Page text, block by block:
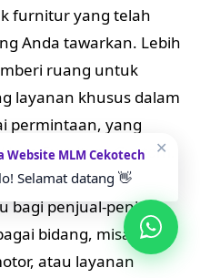
furnitur yang telah
Anda tawarkan. Lebih
ruang untuk
layanan khusus dalam
permintaan, yang
Furniture Custom.
bagi penjual-penjual
bidang, misalnya
atau layanan
✕
Website MLM Cekotech
Selamat datang 👋